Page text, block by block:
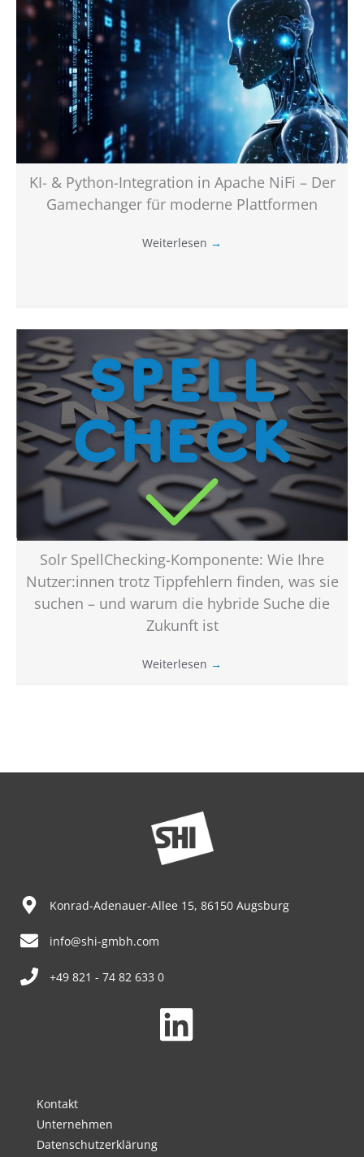
KI- & Python-Integration in Apache NiFi – Der
Gamechanger für moderne Plattformen
Weiterlesen →
Solr SpellChecking-Komponente: Wie Ihre
Nutzer:innen trotz Tippfehlern finden, was sie
suchen – und warum die hybride Suche die
Zukunft ist
Weiterlesen →
Konrad-Adenauer-Allee 15, 86150 Augsburg
info@shi-gmbh.com
+49 821 - 74 82 633 0
Kontakt
Unternehmen
Datenschutzerklärung